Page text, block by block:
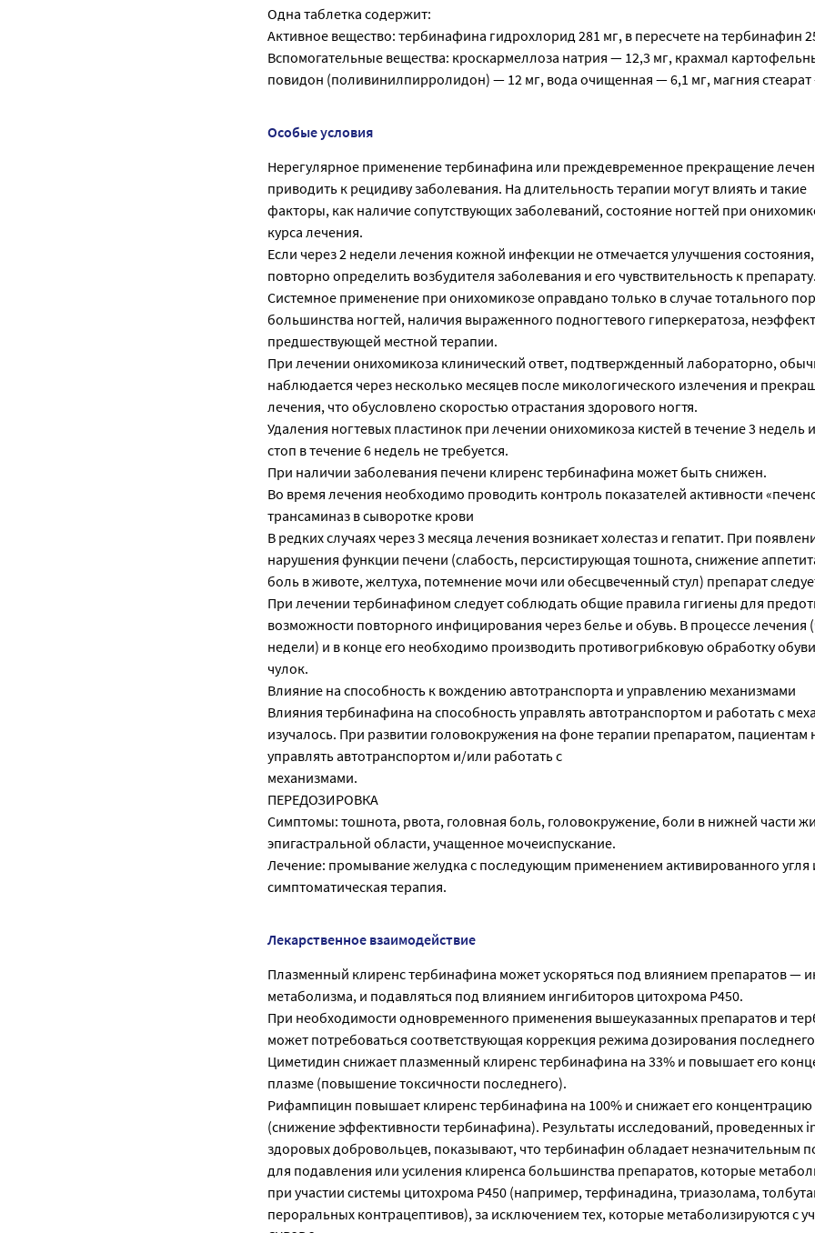
Одна таблетка содержит:
Активное вещество: тербинафина гидрохлорид 281 мг, в пересчете на тербинафин
Вспомогательные вещества: кроскармеллоза натрия — 12,3 мг, крахмал
повидон (поливинилпирролидон) — 12 мг, вода очищенная — 6,1 мг, магния стеарат
Особые условия
Нерегулярное применение тербинафина или преждевременное прекращение
приводить к рецидиву заболевания. На длительность терапии могут влиять и такие
факторы, как наличие сопутствующих заболеваний, состояние ногтей при
курса лечения.
Если через 2 недели лечения кожной инфекции не отмечается улучшения
повторно определить возбудителя заболевания и его чувствительность к препарату.
Системное применение при онихомикозе оправдано только в случае тотального
большинства ногтей, наличия выраженного подногтевого гиперкератоза,
предшествующей местной терапии.
При лечении онихомикоза клинический ответ, подтвержденный лабораторно,
наблюдается через несколько месяцев после микологического излечения и
лечения, что обусловлено скоростью отрастания здорового ногтя.
Удаления ногтевых пластинок при лечении онихомикоза кистей в течение 3 недель
стоп в течение 6 недель не требуется.
При наличии заболевания печени клиренс тербинафина может быть снижен.
Во время лечения необходимо проводить контроль показателей активности
трансаминаз в сыворотке крови
В редких случаях через 3 месяца лечения возникает холестаз и гепатит. При
нарушения функции печени (слабость, персистирующая тошнота, снижение
боль в животе, желтуха, потемнение мочи или обесцвеченный стул) препарат
При лечении тербинафином следует соблюдать общие правила гигиены для
возможности повторного инфицирования через белье и обувь. В процессе лечения
недели) и в конце его необходимо производить противогрибковую обработку
чулок.
Влияние на способность к вождению автотранспорта и управлению механизмами
Влияния тербинафина на способность управлять автотранспортом и работать с
изучалось. При развитии головокружения на фоне терапии препаратом, пациентам
управлять автотранспортом и/или работать с
механизмами.
ПЕРЕДОЗИРОВКА
Симптомы: тошнота, рвота, головная боль, головокружение, боли в нижней части
эпигастральной области, учащенное мочеиспускание.
Лечение: промывание желудка с последующим применением активированного угля
симптоматическая терапия.
Лекарственное взаимодействие
Плазменный клиренс тербинафина может ускоряться под влиянием препаратов —
метаболизма, и подавляться под влиянием ингибиторов цитохрома Р450.
При необходимости одновременного применения вышеуказанных препаратов и
может потребоваться соответствующая коррекция режима дозирования
Циметидин снижает плазменный клиренс тербинафина на 33% и повышает его
плазме (повышение токсичности последнего).
Рифампицин повышает клиренс тербинафина на 100% и снижает его концентрацию
(снижение эффективности тербинафина). Результаты исследований, проведенных
здоровых добровольцев, показывают, что тербинафин обладает незначительным
для подавления или усиления клиренса большинства препаратов, которые
при участии системы цитохрома Р450 (например, терфинадина, триазолама,
пероральных контрацептивов), за исключением тех, которые метаболизируются с